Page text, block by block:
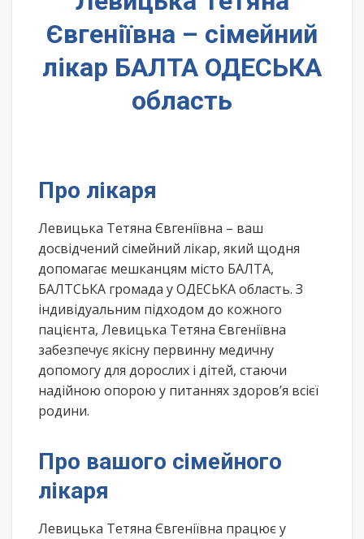
Євгеніївна – сімейний
лікар БАЛТА ОДЕСЬКА
область
Про лікаря
Левицька Тетяна Євгеніївна – ваш
досвідчений сімейний лікар, який щодня
допомагає мешканцям місто БАЛТА,
БАЛТСЬКА громада у ОДЕСЬКА область. З
індивідуальним підходом до кожного
пацієнта, Левицька Тетяна Євгеніївна
забезпечує якісну первинну медичну
допомогу для дорослих і дітей, стаючи
надійною опорою у питаннях здоров’я всієї
родини.
Про вашого сімейного
лікаря
Левицька Тетяна Євгеніївна працює у